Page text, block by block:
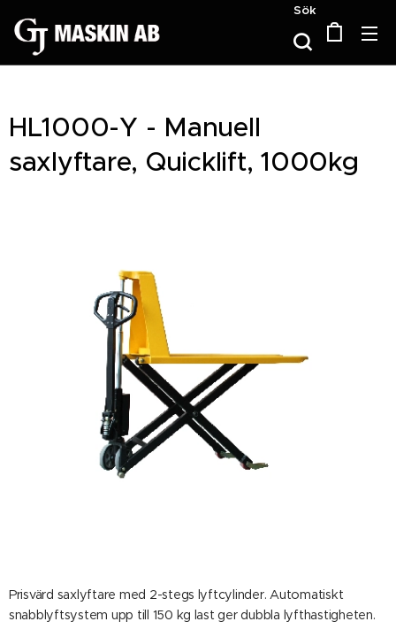
Sök
HL1000-Y - Manuell
saxlyftare, Quicklift, 1000kg
Prisvärd saxlyftare med 2-stegs lyftcylinder. Automatiskt
snabblyftsystem upp till 150 kg last ger dubbla lyfthastigheten.